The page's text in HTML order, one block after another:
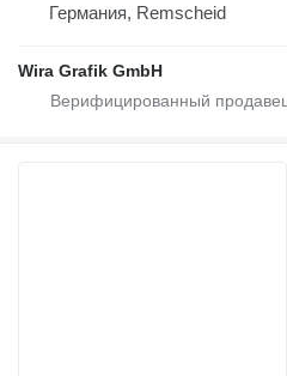
Германия, Remscheid
Wira Grafik GmbH